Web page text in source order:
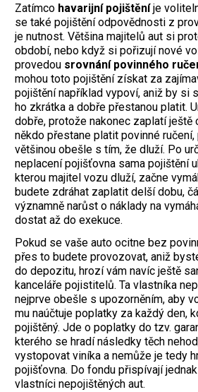
Zatímco havarijní pojištění je
se také pojištění odpovědnosti z
je nutnost. Většina majitelů aut si
období, nebo když si pořizují nové
provedou srovnání povinného
mohou toto pojištění získat za
pojištění například vypoví, aniž by si
ho zkrátka a dobře přestanou platit.
dobře, protože nakonec zaplatí ještě
někdo přestane platit povinné
většinou obešle s tím, že dluží. Po
neplacení pojišťovna sama pojištění
kterou majitel vozu dluží, začne
budete zdráhat zaplatit delší dobu,
významně narůst o náklady na
dostat až do exekuce.
Pokud se vaše auto ocitne bez
přes to budete provozovat, aniž
do depozitu, hrozí vám navíc ještě
kanceláře pojistitelů. Ta vlastníka
nejprve obešle s upozorněním, aby
mu naúčtuje poplatky za každý den,
pojištěný. Jde o poplatky do tzv.
kterého se hradí následky těch
vystopovat viníka a nemůže je tedy
pojišťovna. Do fondu přispívají
vlastníci nepojištěných aut.